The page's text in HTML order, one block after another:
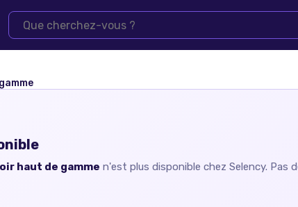
haut de gamme n'est plus disponible chez Selency. Pas